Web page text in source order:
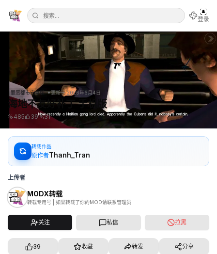
登录
罪恶都市安卓版 •更新于2026年6月4日
海地不友好补丁 手机版
485 39 31
转载作品
原作者Thanh_Tran
上传者
MODX转载
转载专用号 | 如果转载了你的MOD请联系管理员
关注 私信 拉黑
39 收藏 转发 分享